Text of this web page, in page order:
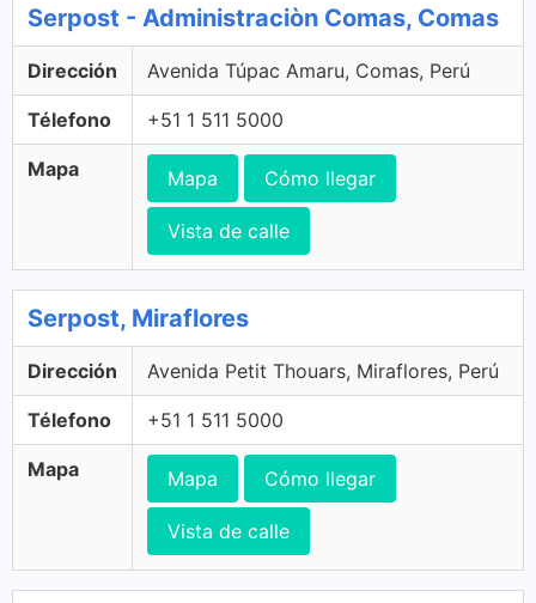
Serpost - Administraciòn Comas, Comas
Dirección Avenida Túpac Amaru, Comas, Perú
Télefono +51 1 511 5000
Mapa Mapa Cómo llegar
Vista de calle
Serpost, Miraflores
Dirección Avenida Petit Thouars, Miraflores, Perú
Télefono +51 1 511 5000
Mapa Mapa Cómo llegar
Vista de calle